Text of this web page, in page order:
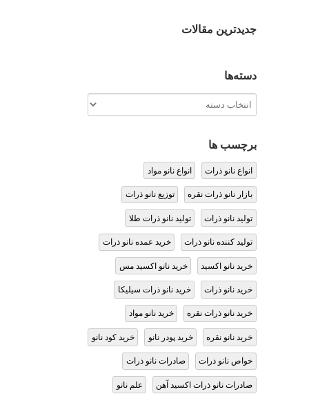
جدیدترین مقالات
دسته‌ها
دسته‌ها
برچسب ها
انواع نانو ذرات انواع نانو مواد
بازار نانو ذرات نقره توزیع نانو ذرات
تولید نانو ذرات تولید نانو ذرات طلا
تولید کننده نانو ذرات خرید عمده نانو ذرات
خرید نانو اکسید خرید نانو اکسید مس
خرید نانو ذرات خرید نانو ذرات سیلیکا
خرید نانو ذرات نقره خرید نانو مواد
خرید نانو نقره خرید پودر نانو خرید کود نانو
خواص نانو ذرات صادرات نانو ذرات
صادرات نانو ذرات اکسید آهن علم نانو